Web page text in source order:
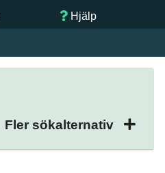
Hjälp
Fler sökalternativ